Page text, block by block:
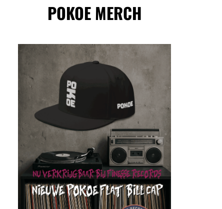
POKOE MERCH